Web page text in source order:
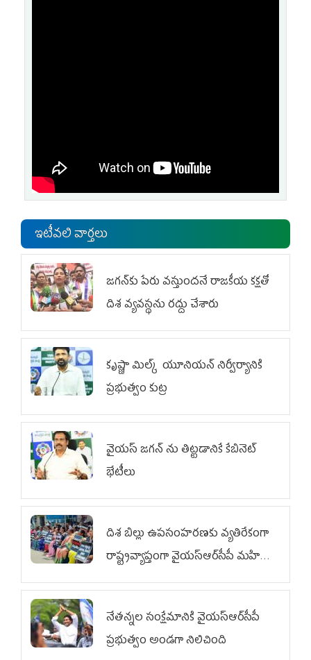
ఇటీవలి వార్తలు
జగన్‌కు పేరు వస్తుందనే రాజకీయ కక్షతో
దిశ వ్య‌వ‌స్థ‌ను రద్దు చేశారు
కృష్ణా మిల్క్‌ యూనియన్‌ నిర్వీర్యానికి
ప్రభుత్వం కుట్ర
వైయ‌స్ జగన్‌ ను తిట్టడానికే కేబినెట్‌
భేటీలు
దిశ బిల్లు ఉపసంహరణకు వ్యతిరేకంగా
రాష్ట్రవ్యాప్తంగా వైయ‌స్ఆర్‌సీపీ మహిళా
విభాగం ఆందోళనలు
నేతన్నల సంక్షేమానికి వైయ‌స్ఆర్‌సీపీ
ప్రభుత్వం అండగా నిలిచింది